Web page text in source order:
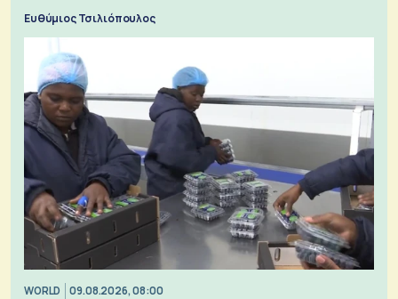
Ευθύμιος Τσιλιόπουλος
WORLD 09.08.2026, 08:00